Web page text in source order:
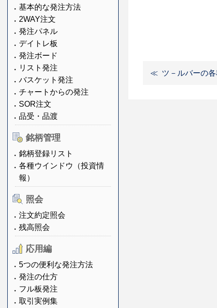
基本的な発注方法
2WAY注文
発注パネル
デイトレ板
発注ボード
リスト発注
バスケット発注
チャートからの発注
SOR注文
品受・品渡
銘柄管理
銘柄登録リスト
各種ウインドウ（投資情
報）
照会
注文約定照会
残高照会
応用編
5つの便利な発注方法
発注の仕方
フル板発注
取引実例集
ツ－ルバーの